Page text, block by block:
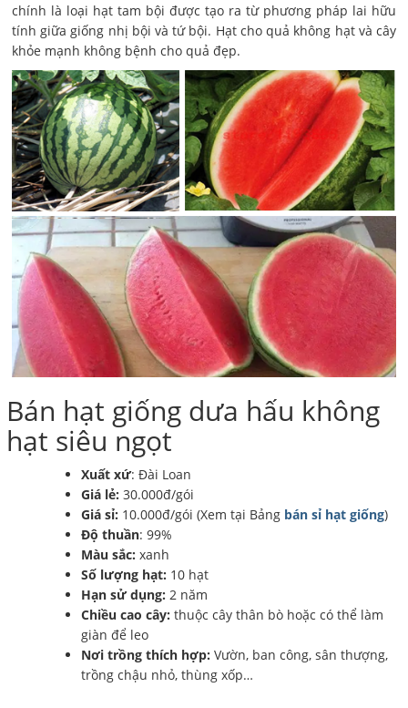
chính là loại hạt tam bội được tạo ra từ phương pháp lai hữu
tính giữa giống nhị bội và tứ bội. Hạt cho quả không hạt và cây
khỏe mạnh không bệnh cho quả đẹp.
Bán hạt giống dưa hấu không
hạt siêu ngọt
Xuất xứ: Đài Loan
Giá lẻ: 30.000đ/gói
Giá sỉ: 10.000đ/gói (Xem tại Bảng bán sỉ hạt giống)
Độ thuần: 99%
Màu sắc: xanh
Số lượng hạt: 10 hạt
Hạn sử dụng: 2 năm
Chiều cao cây: thuộc cây thân bò hoặc có thể làm
giàn để leo
Nơi trồng thích hợp: Vườn, ban công, sân thượng,
trồng chậu nhỏ, thùng xốp…